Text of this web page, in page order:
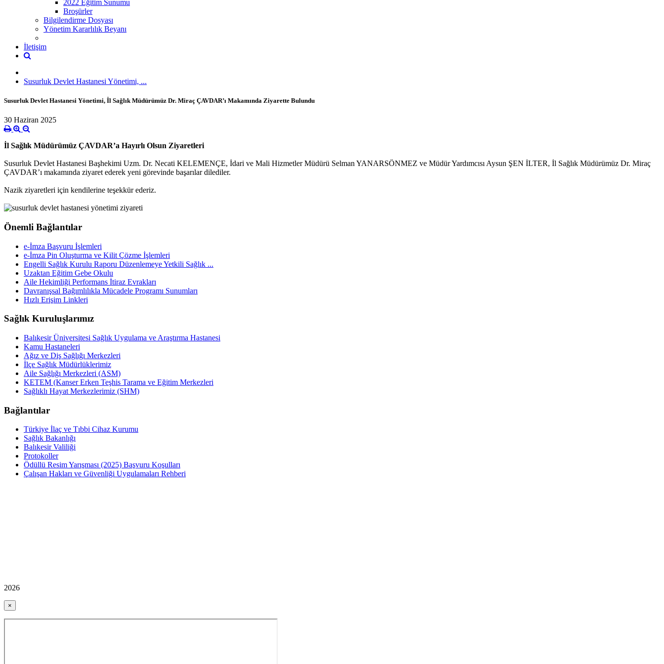
2022 Eğitim Sunumu
Broşürler
Bilgilendirme Dosyası
Yönetim Kararlılık Beyanı
İletişim
Susurluk Devlet Hastanesi Yönetimi, ...
Susurluk Devlet Hastanesi Yönetimi, İl Sağlık Müdürümüz Dr. Miraç ÇAVDAR’ı Makamında Ziyarette Bulundu
30 Haziran 2025
İl Sağlık Müdürümüz ÇAVDAR’a Hayırlı Olsun Ziyaretleri
Susurluk Devlet Hastanesi Başhekimi Uzm. Dr. Necati KELEMENÇE, İdari ve Mali Hizmetler Müdürü Selman YANARSÖNMEZ ve Müdür Yardımcısı Aysun ŞEN İLTER, İl Sağlık Müdürümüz Dr. Miraç
ÇAVDAR’ı makamında ziyaret ederek yeni görevinde başarılar dilediler.
Nazik ziyaretleri için kendilerine teşekkür ederiz.
Önemli Bağlantılar
e-İmza Başvuru İşlemleri
e-İmza Pin Oluşturma ve Kilit Çözme İşlemleri
Engelli Sağlık Kurulu Raporu Düzenlemeye Yetkili Sağlık ...
Uzaktan Eğitim Gebe Okulu
Aile Hekimliği Performans İtiraz Evrakları
Davranışsal Bağımlılıkla Mücadele Programı Sunumları
Hızlı Erişim Linkleri
Sağlık Kuruluşlarımız
Balıkesir Üniversitesi Sağlık Uygulama ve Araştırma Hastanesi
Kamu Hastaneleri
Ağız ve Diş Sağlığı Merkezleri
İlçe Sağlık Müdürlüklerimiz
Aile Sağlığı Merkezleri (ASM)
KETEM (Kanser Erken Teşhis Tarama ve Eğitim Merkezleri
Sağlıklı Hayat Merkezlerimiz (SHM)
Bağlantılar
Türkiye İlaç ve Tıbbi Cihaz Kurumu
Sağlık Bakanlığı
Balıkesir Valiliği
Protokoller
Ödüllü Resim Yarışması (2025) Başvuru Koşulları
Çalışan Hakları ve Güvenliği Uygulamaları Rehberi
2026
×